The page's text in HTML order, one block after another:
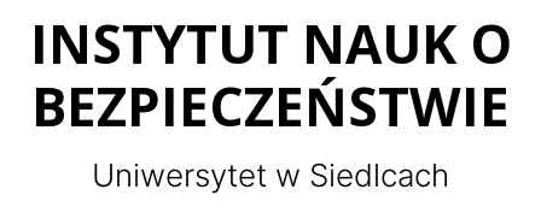
INSTYTUT NAUK O
BEZPIECZEŃSTWIE
Uniwersytet w Siedlcach